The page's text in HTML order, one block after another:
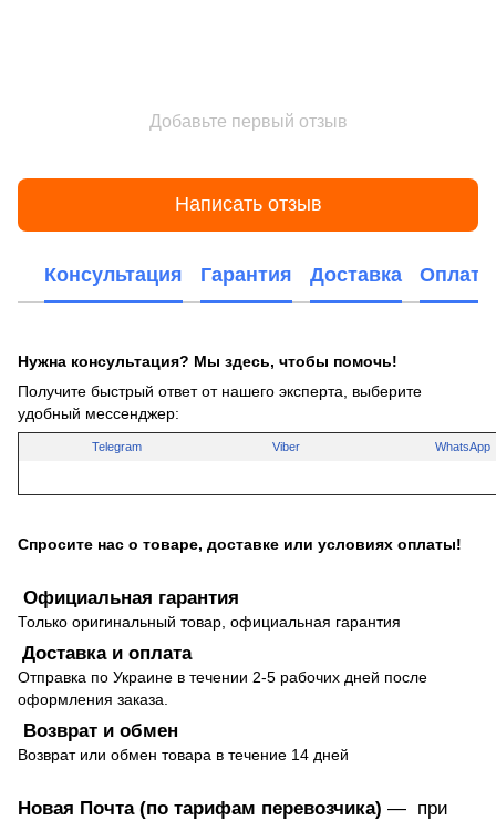
Добавьте первый отзыв
Написать отзыв
Консультация Гарантия Доставка Оплата
Нужна консультация? Мы здесь, чтобы помочь!
Получите быстрый ответ от нашего эксперта, выберите
удобный мессенджер:
Telegram Viber WhatsApp
Спросите нас о товаре, доставке или условиях оплаты!
Официальная гарантия
Только оригинальный товар, официальная гарантия
Доставка и оплата
Отправка по Украине в течении 2-5 рабочих дней после
оформления заказа.
Возврат и обмен
Возврат или обмен товара в течение 14 дней
Новая Почта (по тарифам перевозчика) — при